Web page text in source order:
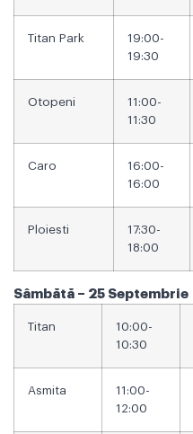
Titan Park
19:00-
19:30
Otopeni
11:00-
11:30
Caro
16:00-
16:00
Ploiesti
17:30-
18:00
Sâmbătă – 25 Septembrie
Titan
10:00-
10:30
Asmita
11:00-
12:00